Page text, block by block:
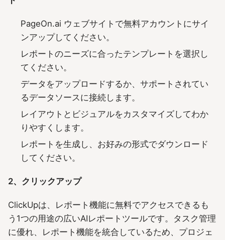
PageOn.ai ウェブサイトで無料アカウントにサイ
ンアップしてください。
レポートのニーズに合ったテンプレートを選択し
てください。
データをアップロードするか、サポートされてい
るデータソースに接続します。
レイアウトとビジュアルをカスタマイズしてわか
りやすくします。
レポートを生成し、お好みの形式でダウンロード
してください。
2、クリックアップ
ClickUpは、レポート機能に無料でアクセスできるも
う1つの用途の広いAIレポートツールです。タスク管理
に優れ、レポート機能を統合しているため、プロジェ